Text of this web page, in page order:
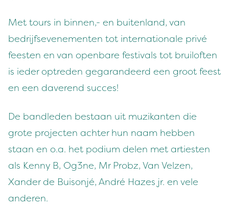
Met tours in binnen,- en buitenland, van
bedrijfsevenementen tot internationale privé
feesten en van openbare festivals tot bruiloften
is ieder optreden gegarandeerd een groot feest
en een daverend succes!
De bandleden bestaan uit muzikanten die
grote projecten achter hun naam hebben
staan en o.a. het podium delen met artiesten
als Kenny B, Og3ne, Mr Probz, Van Velzen,
Xander de Buisonjé, André Hazes jr. en vele
anderen.